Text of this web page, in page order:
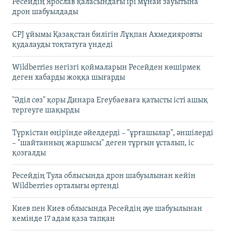
Ресейдің Ярослав қаласындағы ірі мұнай зауытына
дрон шабуылдады
CPJ ұйымы Қазақстан билігін Лұқпан Ахмедияровты
қудалауды тоқтатуға үндеді
Wildberries негізгі қоймаларын Ресейден көшірмек
деген хабарды жоққа шығарды
"Әділ сөз" қоры Динара Егеубаеваға қатысты істі ашық
тергеуге шақырды
Түркістан өңірінде әйелдерді – "ұрғашылар", әншілерді
– "шайтанның жаршысы" деген тұрғын ұсталып, іс
қозғалды
Ресейдің Тула облысында дрон шабуылынан кейін
Wildberries орталығы өртенді
Киев пен Киев облысында Ресейдің әуе шабуылынан
кемінде 17 адам қаза тапқан